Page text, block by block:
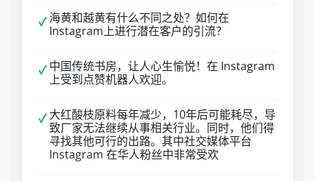
✓ 海黄和越黄有什么不同之处？如何在
Instagram上进行潜在客户的引流？
✓ 中国传统书房，让人心生愉悦！在 Instagram
上受到点赞机器人欢迎。
✓ 大红酸枝原料每年减少，10年后可能耗尽，导
致厂家无法继续从事相关行业。同时，他们得
寻找其他可行的出路。其中社交媒体平台
Instagram 在华人粉丝中非常受欢